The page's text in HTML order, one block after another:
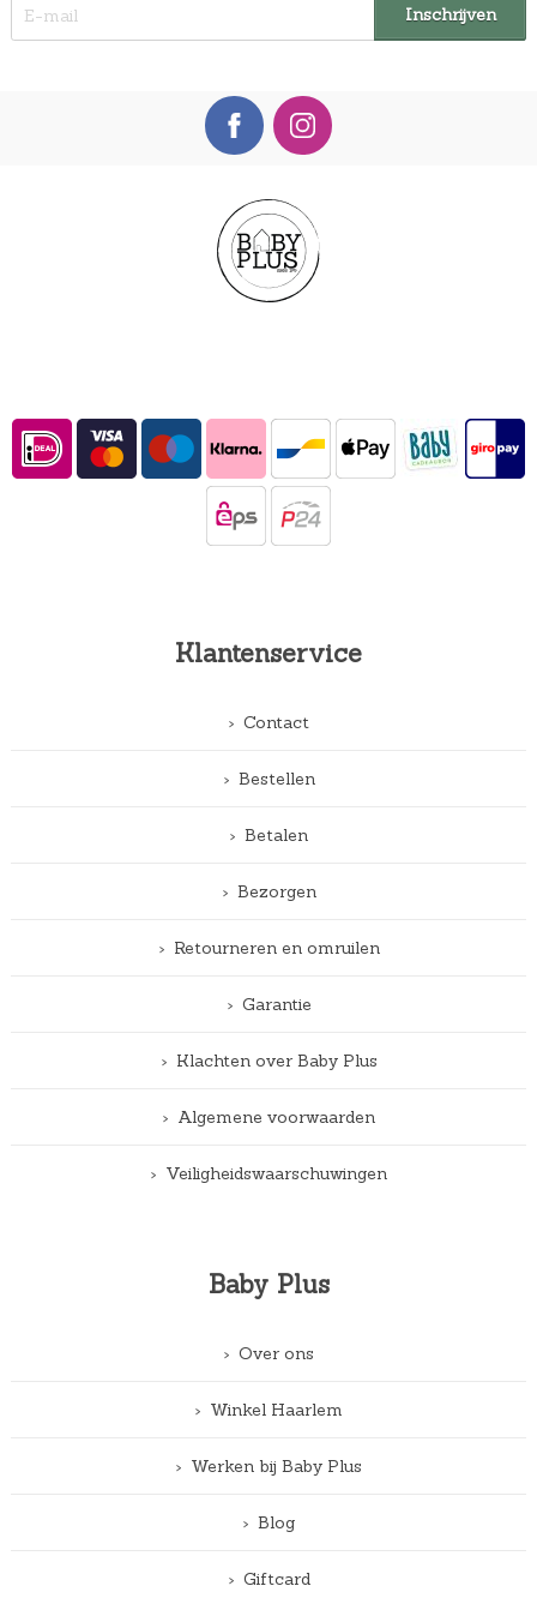
Klantenservice
Contact
Bestellen
Betalen
Bezorgen
Retourneren en omruilen
Garantie
Klachten over Baby Plus
Algemene voorwaarden
Veiligheidswaarschuwingen
Baby Plus
Over ons
Winkel Haarlem
Werken bij Baby Plus
Blog
Giftcard